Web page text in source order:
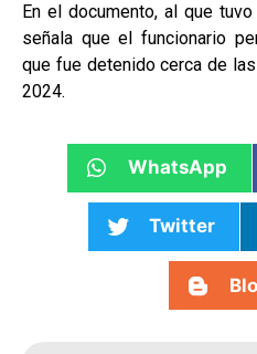
En el documento, al que
señala que el funcionario
que fue detenido cerca de
2024.
WhatsApp
Twitter